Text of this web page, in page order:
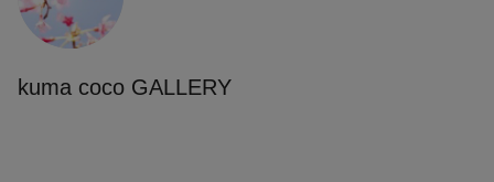
kuma coco GALLERY